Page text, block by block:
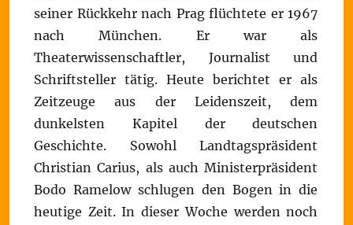
seiner Rückkehr nach Prag flüchtete er 1967
nach München. Er war als
Theaterwissenschaftler, Journalist und
Schriftsteller tätig. Heute berichtet er als
Zeitzeuge aus der Leidenszeit, dem
dunkelsten Kapitel der deutschen
Geschichte. Sowohl Landtagspräsident
Christian Carius, als auch Ministerpräsident
Bodo Ramelow schlugen den Bogen in die
heutige Zeit. In dieser Woche werden noch